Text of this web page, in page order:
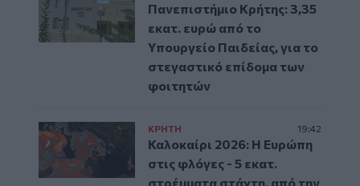
Πανεπιστήμιο Κρήτης: 3,35
εκατ. ευρώ από το
Υπουργείο Παιδείας, για το
στεγαστικό επίδομα των
φοιτητών
ΚΡΗΤΗ 19:42
Καλοκαίρι 2026: Η Ευρώπη
στις φλόγες - 5 εκατ.
στρέμματα στάχτη, από την